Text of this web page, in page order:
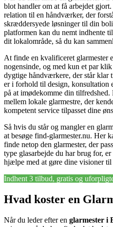
blot handler om at få arbejdet
relation til en håndværker, der
skræddersyede løsninger til din
platformen kan du nemt indhente
dit lokalområde, så du kan
At finde en kvalificeret glarmester
nogensinde, og med kun et par
dygtige håndværkere, der står klar
er i forhold til design, konsultation
på at imødekomme din
mellem lokale glarmestre, der
kompetent service tilpasset dine
Så hvis du står og mangler en
at besøge find-glarmester.nu. Her
finde netop den glarmester, der
type glasarbejde du har brug for,
hjælpe med at gøre dine visioner
Indhent 3 tilbud, gratis og
Hvad koster en
Når du leder efter en glarmester i